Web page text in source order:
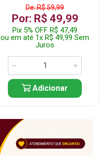
De: R$ 59,99
Por: R$ 49,99
Pix 5% OFF R$ 47,49
ou em até 1x R$ 49,99 Sem
Juros
Adicionar